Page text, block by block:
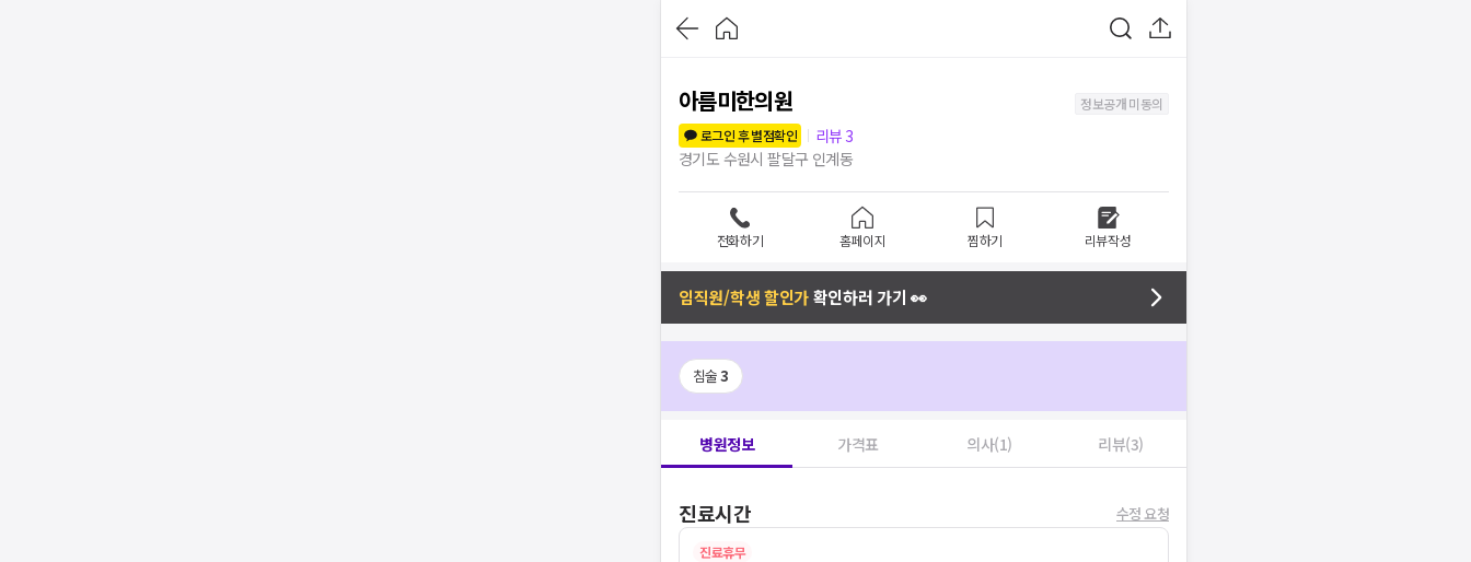
아름미한의원
정보공개 미동의
로그인 후 별점확인
리뷰 3
경기도 수원시 팔달구 인계동
전화하기 홈페이지 찜하기 리뷰작성
임직원/학생 할인가확인하러 가기 👀
침술3
병원정보 가격표 의사(1) 리뷰(3)
진료시간 수정 요청
진료휴무